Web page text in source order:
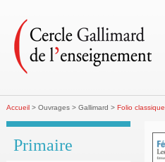
Accueil > Ouvrages > Gallimard > Folio classique
Primaire